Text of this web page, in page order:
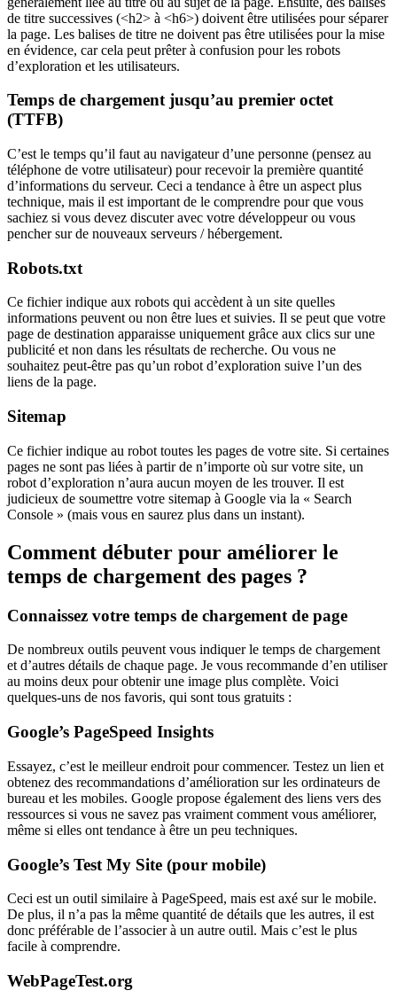
de titre successives (<h2> à <h6>) doivent être utilisées pour séparer
la page. Les balises de titre ne doivent pas être utilisées pour la mise
en évidence, car cela peut prêter à confusion pour les robots
d’exploration et les utilisateurs.
Temps de chargement jusqu’au premier octet
(TTFB)
C’est le temps qu’il faut au navigateur d’une personne (pensez au
téléphone de votre utilisateur) pour recevoir la première quantité
d’informations du serveur. Ceci a tendance à être un aspect plus
technique, mais il est important de le comprendre pour que vous
sachiez si vous devez discuter avec votre développeur ou vous
pencher sur de nouveaux serveurs / hébergement.
Robots.txt
Ce fichier indique aux robots qui accèdent à un site quelles
informations peuvent ou non être lues et suivies. Il se peut que votre
page de destination apparaisse uniquement grâce aux clics sur une
publicité et non dans les résultats de recherche. Ou vous ne
souhaitez peut-être pas qu’un robot d’exploration suive l’un des
liens de la page.
Sitemap
Ce fichier indique au robot toutes les pages de votre site. Si certaines
pages ne sont pas liées à partir de n’importe où sur votre site, un
robot d’exploration n’aura aucun moyen de les trouver. Il est
judicieux de soumettre votre sitemap à Google via la « Search
Console » (mais vous en saurez plus dans un instant).
Comment débuter pour améliorer le
temps de chargement des pages ?
Connaissez votre temps de chargement de page
De nombreux outils peuvent vous indiquer le temps de chargement
et d’autres détails de chaque page. Je vous recommande d’en utiliser
au moins deux pour obtenir une image plus complète. Voici
quelques-uns de nos favoris, qui sont tous gratuits :
Google’s PageSpeed Insights
Essayez, c’est le meilleur endroit pour commencer. Testez un lien et
obtenez des recommandations d’amélioration sur les ordinateurs de
bureau et les mobiles. Google propose également des liens vers des
ressources si vous ne savez pas vraiment comment vous améliorer,
même si elles ont tendance à être un peu techniques.
Google’s Test My Site (pour mobile)
Ceci est un outil similaire à PageSpeed, mais est axé sur le mobile.
De plus, il n’a pas la même quantité de détails que les autres, il est
donc préférable de l’associer à un autre outil. Mais c’est le plus
facile à comprendre.
WebPageTest.org